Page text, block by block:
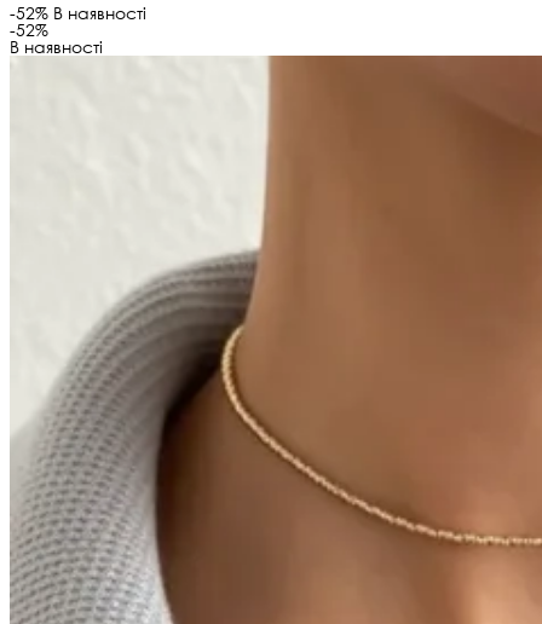
-52% В наявності
-52%
В наявності